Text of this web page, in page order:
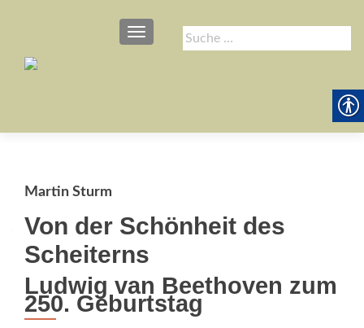
Suche
nach:
SCHALTE NAVIGATION
Martin Sturm
Von der Schönheit des
Scheiterns
Ludwig van Beethoven zum
250. Geburtstag